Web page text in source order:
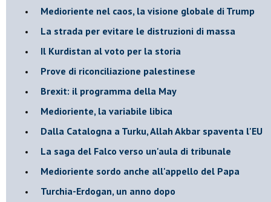
Medioriente nel caos, la visione globale di Trump
La strada per evitare le distruzioni di massa
Il Kurdistan al voto per la storia
Prove di riconciliazione palestinese
Brexit: il programma della May
Medioriente, la variabile libica
Dalla Catalogna a Turku, Allah Akbar spaventa l'EU
La saga del Falco verso un'aula di tribunale
Medioriente sordo anche all'appello del Papa
Turchia-Erdogan, un anno dopo